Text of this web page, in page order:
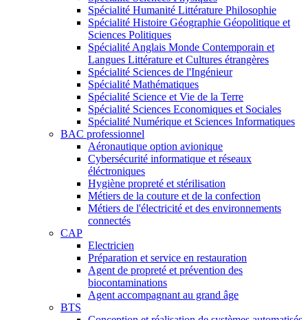
Spécialité Humanité Littérature Philosophie
Spécialité Histoire Géographie Géopolitique et
Sciences Politiques
Spécialité Anglais Monde Contemporain et
Langues Littérature et Cultures étrangères
Spécialité Sciences de l'Ingénieur
Spécialité Mathématiques
Spécialité Science et Vie de la Terre
Spécialité Sciences Economiques et Sociales
Spécialité Numérique et Sciences Informatiques
BAC professionnel
Aéronautique option avionique
Cybersécurité informatique et réseaux
éléctroniques
Hygiène propreté et stérilisation
Métiers de la couture et de la confection
Métiers de l'électricité et des environnements
connectés
CAP
Electricien
Préparation et service en restauration
Agent de propreté et prévention des
biocontaminations
Agent accompagnant au grand âge
BTS